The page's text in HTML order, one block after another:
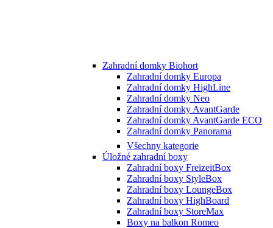
Zahradní domky Biohort
Zahradní domky Europa
Zahradní domky HighLine
Zahradní domky Neo
Zahradní domky AvantGarde
Zahradní domky AvantGarde ECO
Zahradní domky Panorama
Všechny kategorie
Úložné zahradní boxy
Zahradní boxy FreizeitBox
Zahradní boxy StyleBox
Zahradní boxy LoungeBox
Zahradní boxy HighBoard
Zahradní boxy StoreMax
Boxy na balkon Romeo